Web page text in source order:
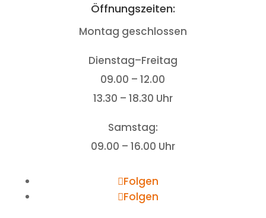
Öffnungszeiten:
Montag geschlossen
Dienstag–Freitag
09.00 – 12.00
13.30 – 18.30 Uhr
Samstag:
09.00 – 16.00 Uhr
Folgen
Folgen